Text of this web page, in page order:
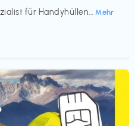
für Handyhüllen... Mehr